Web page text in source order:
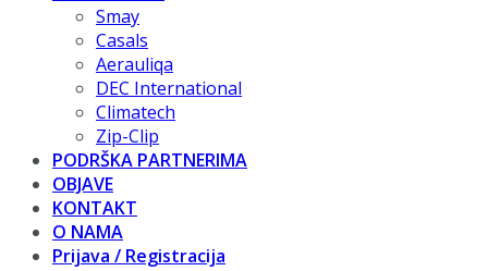
Smay
Casals
Aerauliqa
DEC International
Climatech
Zip-Clip
PODRŠKA PARTNERIMA
OBJAVE
KONTAKT
O NAMA
Prijava / Registracija